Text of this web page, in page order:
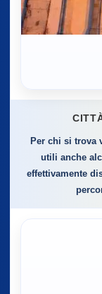
Per chi si trova
utili anche
effettivamente